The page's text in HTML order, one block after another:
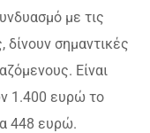
με τις
σημαντικές
Είναι
1.400 ευρώ το
448 ευρώ.